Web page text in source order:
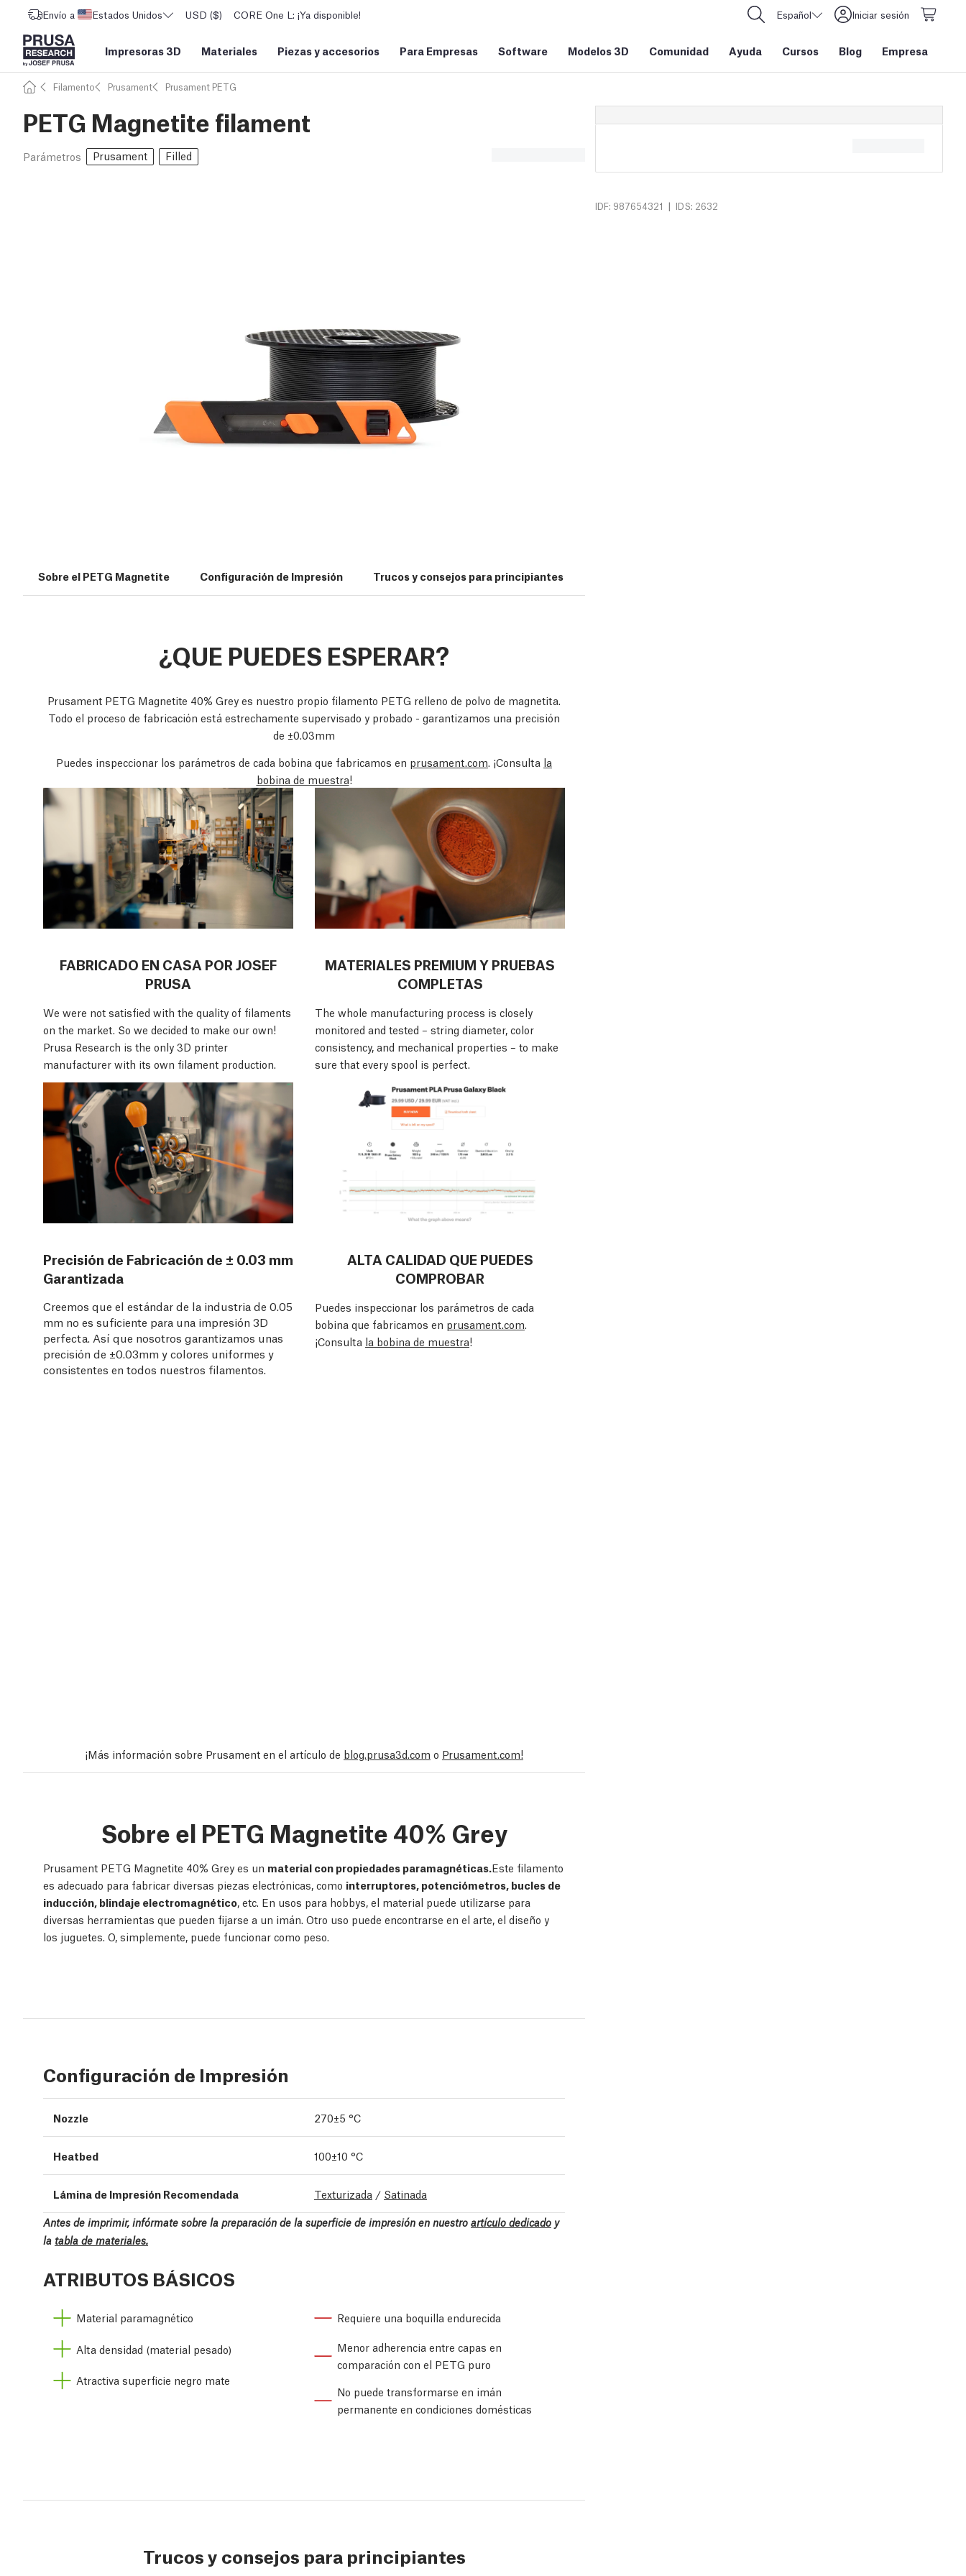
Envío a Estados Unidos USD ($) CORE One L: ¡Ya disponible! Español Iniciar sesión
Impresoras 3D Materiales Piezas y accesorios Para Empresas Software Modelos 3D Comunidad Ayuda Cursos Blog Empresa
Filamento Prusament Prusament PETG
PETG Magnetite filament
Parámetros Prusament Filled
IDF: 987654321 | IDS: 2632
Sobre el PETG Magnetite Configuración de Impresión Trucos y consejos para principiantes
¿QUE PUEDES ESPERAR?
Prusament PETG Magnetite 40% Grey es nuestro propio filamento PETG relleno de polvo de magnetita.
Todo el proceso de fabricación está estrechamente supervisado y probado - garantizamos una precisión
de ±0.03mm
Puedes inspeccionar los parámetros de cada bobina que fabricamos en prusament.com. ¡Consulta la
bobina de muestra!
FABRICADO EN CASA POR JOSEF
PRUSA
We were not satisfied with the quality of filaments
on the market. So we decided to make our own!
Prusa Research is the only 3D printer
manufacturer with its own filament production.
MATERIALES PREMIUM Y PRUEBAS
COMPLETAS
The whole manufacturing process is closely
monitored and tested – string diameter, color
consistency, and mechanical properties – to make
sure that every spool is perfect.
Precisión de Fabricación de ± 0.03 mm
Garantizada
Creemos que el estándar de la industria de 0.05
mm no es suficiente para una impresión 3D
perfecta. Así que nosotros garantizamos unas
precisión de ±0.03mm y colores uniformes y
consistentes en todos nuestros filamentos.
ALTA CALIDAD QUE PUEDES
COMPROBAR
Puedes inspeccionar los parámetros de cada
bobina que fabricamos en prusament.com
¡Consulta la bobina de muestra!
¡Más información sobre Prusament en el artículo de blog.prusa3d.com o Prusament.com!
Sobre el PETG Magnetite 40% Grey
Prusament PETG Magnetite 40% Grey es un material con propiedades paramagnéticas.Este filamento
es adecuado para fabricar diversas piezas electrónicas, como interruptores, potenciómetros, bucles de
inducción, blindaje electromagnético , etc. En usos para hobbys, el material puede utilizarse para
diversas herramientas que pueden fijarse a un imán. Otro uso puede encontrarse en el arte, el diseño y
los juguetes. O, simplemente, puede funcionar como peso.
Configuración de Impresión
Nozzle 270±5 °C
Heatbed 100±10 °C
Lámina de Impresión Recomendada Texturizada / Satinada
Antes de imprimir, infórmate sobre la preparación de la superficie de impresión en nuestro artículo dedicado y
la tabla de materiales.
ATRIBUTOS BÁSICOS
Material paramagnético
Alta densidad (material pesado)
Atractiva superficie negro mate
Requiere una boquilla endurecida
Menor adherencia entre capas en
comparación con el PETG puro
No puede transformarse en imán
permanente en condiciones domésticas
Trucos y consejos para principiantes